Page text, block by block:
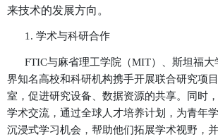
3.共享（Sharing） —— 促进
4.责任（Responsibility） ——
续性并行。
三、全球合作网络